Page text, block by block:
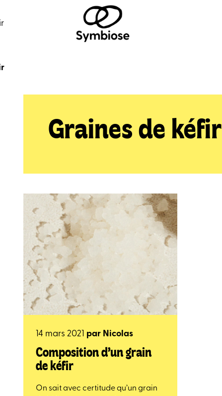
Graines de kéfir
14 mars 2021 par Nicolas
Composition d’un grain
de kéfir
On sait avec certitude qu’un grain